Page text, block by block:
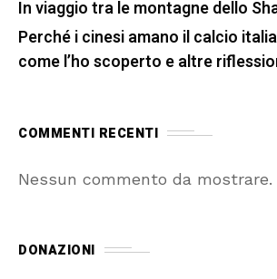
In viaggio tra le montagne dello
Perché i cinesi amano il calcio
come l’ho scoperto e altre
COMMENTI RECENTI
Nessun commento da mostrare.
DONAZIONI